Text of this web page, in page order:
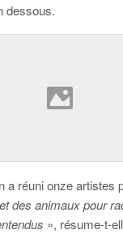
dessous.
a réuni onze artistes
des animaux pour
», résume-t-